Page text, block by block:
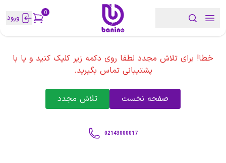
0 ورود
خطا! برای تلاش مجدد لطفا روی دکمه زیر کلیک کنید و یا با
پشتیبانی تماس بگیرید.
صفحه نخست تلاش مجدد
02143000017